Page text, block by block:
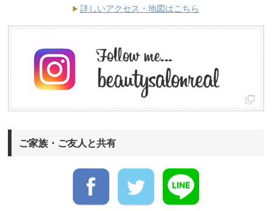
詳しいアクセス・地図はこちら
ご家族・ご友人と共有